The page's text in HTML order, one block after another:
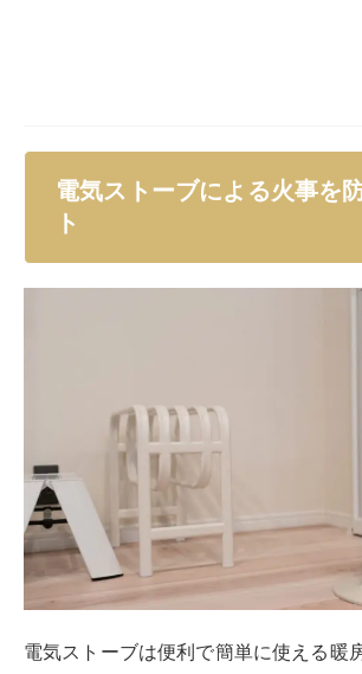
電気ストーブによる火事を
ト
電気ストーブは便利で簡単に使える暖